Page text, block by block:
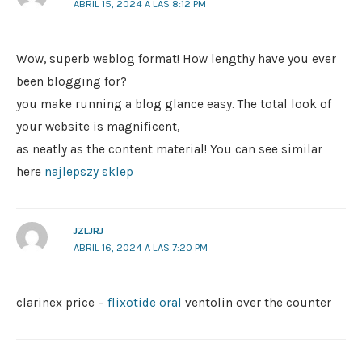
ABRIL 15, 2024 A LAS 8:12 PM
Wow, superb weblog format! How lengthy have you ever
been blogging for?
you make running a blog glance easy. The total look of
your website is magnificent,
as neatly as the content material! You can see similar
here najlepszy sklep
JZLJRJ
ABRIL 16, 2024 A LAS 7:20 PM
clarinex price – flixotide oral ventolin over the counter